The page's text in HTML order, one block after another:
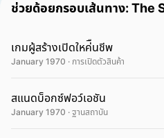
ช่วยด้อยกรอบเส้นทาง: The
เกมผู้สร้างเปิดใหค่ืนชีพ
January 1970 · การเปิดตัวสินค้า
สแนดบ็อกซ์ฟอว์เอชัน
January 1970 · ฐานสถาบัน